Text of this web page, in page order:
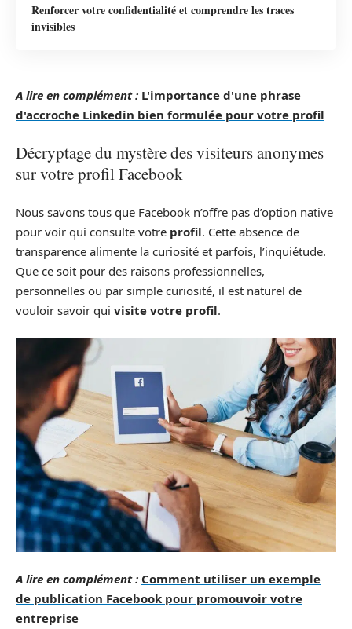
Renforcer votre confidentialité et comprendre les traces
invisibles
A lire en complément : L'importance d'une phrase
d'accroche Linkedin bien formulée pour votre profil
Décryptage du mystère des visiteurs anonymes
sur votre profil Facebook
Nous savons tous que Facebook n’offre pas d’option native
pour voir qui consulte votre profil. Cette absence de
transparence alimente la curiosité et parfois, l’inquiétude.
Que ce soit pour des raisons professionnelles,
personnelles ou par simple curiosité, il est naturel de
vouloir savoir qui visite votre profil.
A lire en complément : Comment utiliser un exemple
de publication Facebook pour promouvoir votre
entreprise